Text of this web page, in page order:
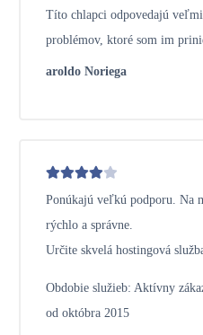
Títo chlapci odpovedajú
problémov, ktoré som im
aroldo Noriega
Ponúkajú veľkú podporu. Na
rýchlo a správne.
Určite skvelá hostingová
Obdobie služieb: Aktívny
od októbra 2015